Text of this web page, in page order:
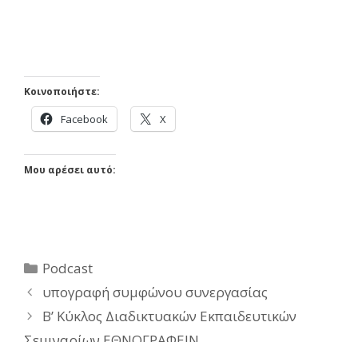
Κοινοποιήστε:
Facebook X
Μου αρέσει αυτό:
Κατηγορίες
Podcast
υπογραφή συμφώνου συνεργασίας
B’ Κύκλος Διαδικτυακών Εκπαιδευτικών